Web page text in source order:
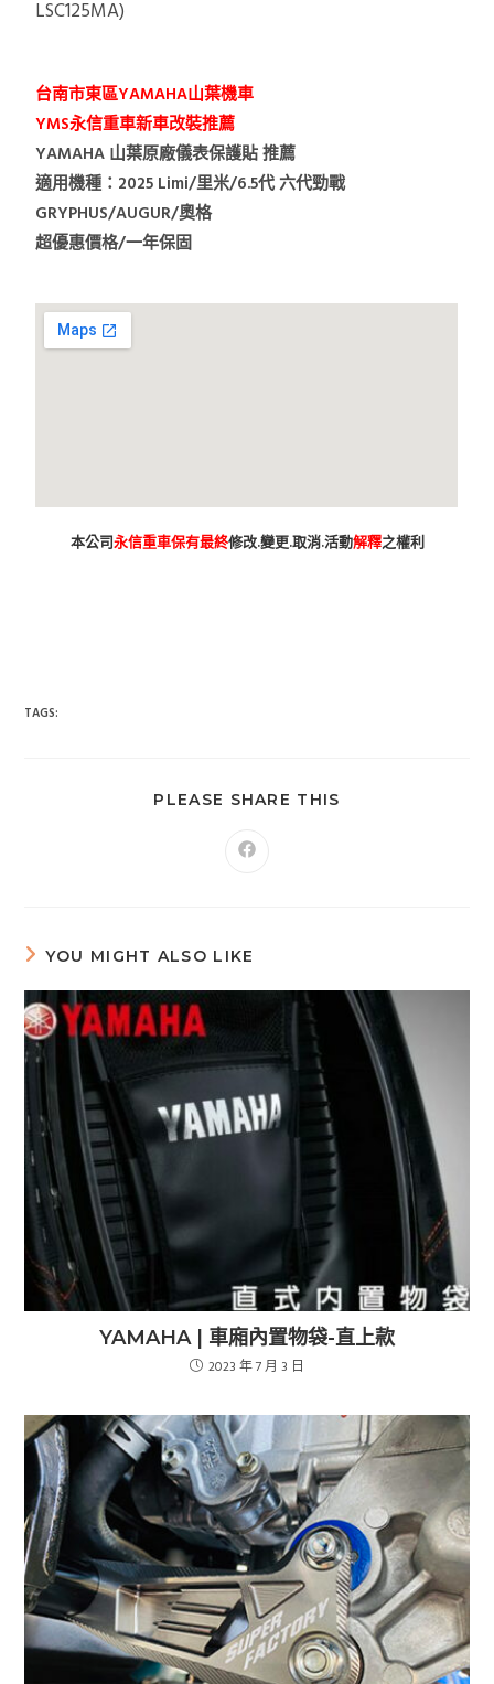
LSC125MA)
台南市東區YAMAHA山葉機車
YMS永信重車新車改裝推薦
YAMAHA 山葉原廠儀表保護貼 推薦
適用機種：2025 Limi/里米/6.5代 六代勁戰
GRYPHUS/AUGUR/奧格
超優惠價格/一年保固
本公司永信重車保有最終修改.變更.取消.活動解釋之權利
TAGS:
PLEASE SHARE THIS
YOU MIGHT ALSO LIKE
YAMAHA | 車廂內置物袋-直上款
2023 年 7 月 3 日